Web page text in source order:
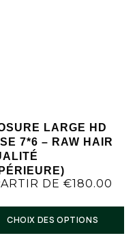
LARGE HD
7*6 – RAW HAIR
DE€180.00
CHOIX DES OPTIONS